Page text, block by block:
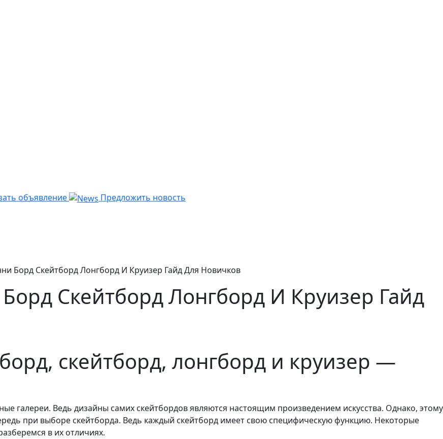
объявление Предложить новость
Борд Скейтборд Лонгборд И Круизер Гайд Для Новичков
Скейтборд Лонгборд И Круизер Гайд
скейтборд, лонгборд и круизер —
галереи. Ведь дизайны самих скейтбордов являются настоящим произведением искусства. Однако, этому
при выборе скейтборда. Ведь каждый скейтборд имеет свою специфическую функцию. Некоторые
в их отличиях.